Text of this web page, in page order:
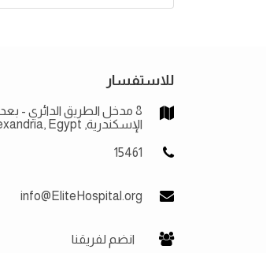
للاستفسار
8 مدخل الطريق الدائري -
الإسكندرية, Alexandria, Egypt
15461
info@EliteHospital.org
انضم لفريقنا